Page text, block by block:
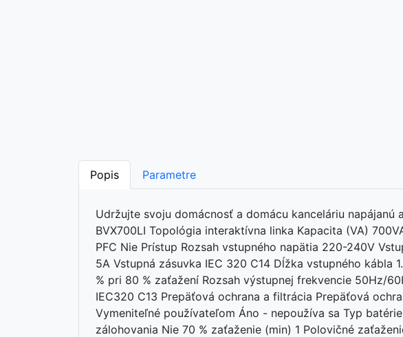
Popis Parametre
Udržujte svoju domácnosť a domácu kanceláriu
BVX700LI Topológia interaktívna linka Kapacita (VA)
PFC Nie Prístup Rozsah vstupného napätia 220-240V
5A Vstupná zásuvka IEC 320 C14 Dĺžka vstupného kábla
% pri 80 % zaťažení Rozsah výstupnej frekvencie 50Hz/
IEC320 C13 Prepäťová ochrana a filtrácia Prepäťová
Vymeniteľné používateľom Áno - nepoužíva sa Typ
zálohovania Nie 70 % zaťaženie (min) 1 Polovičné